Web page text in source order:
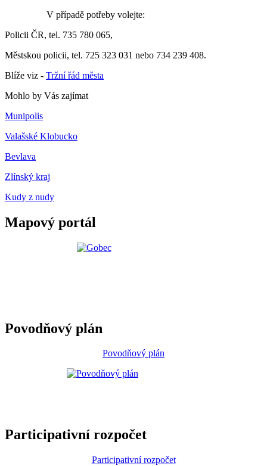
V případě potřeby volejte:
Policii ČR, tel. 735 780 065,
Městskou policii, tel. 725 323 031 nebo 734 239 408.
Blíže viz - Tržní řád města
Mohlo by Vás zajímat
Munipolis
Valašské Klobucko
Bevlava
Zlínský kraj
Kudy z nudy
Mapový portál
Povodňový plán
Povodňový plán
Participativní rozpočet
Participativní rozpočet